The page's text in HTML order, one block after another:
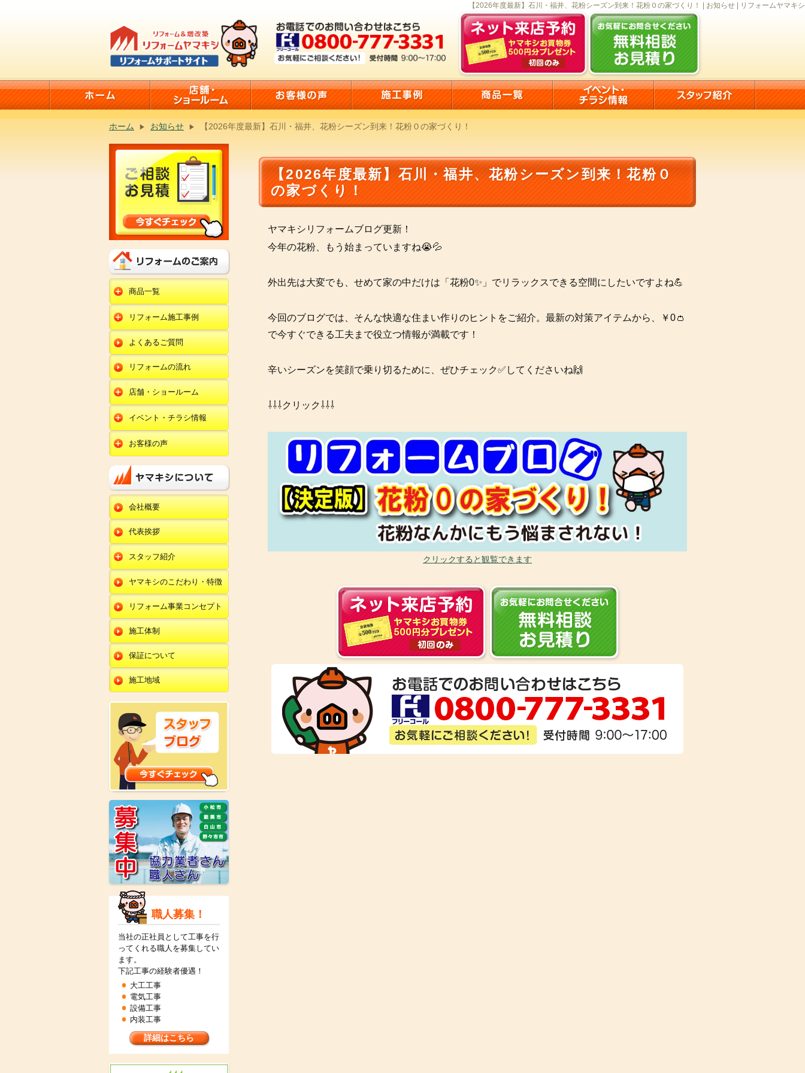
【2026年度最新】石川・福井、花粉シーズン到来！花粉０の家づくり！ | お知らせ | リフォームヤマキシ
ホーム お知らせ 【2026年度最新】石川・福井、花粉シーズン到来！花粉０の家づくり！
【2026年度最新】石川・福井、花粉シーズン到来！花粉０
の家づくり！
ヤマキシリフォームブログ更新！
今年の花粉、もう始まっていますね😭💦
外出先は大変でも、せめて家の中だけは「花粉0✨」でリラックスできる空間にしたいですよね💪
今回のブログでは、そんな快適な住まい作りのヒントをご紹介。最新の対策アイテムから、￥0👛
で今すぐできる工夫まで役立つ情報が満載です！
辛いシーズンを笑顔で乗り切るために、ぜひチェック✅してくださいね🙌
⇩⇩⇩クリック⇩⇩⇩
クリックすると観覧できます
商品一覧
水回りリフォーム
キッチンリフォーム
ユニットバスリフォー
ム
トイレリフォーム
洗面化粧台リフォー
ム
オール電化
オール電化セット
エコキュート
給湯器
エクステリア
外壁塗装
内装リフォーム
リフォーム施工事例
キッチン
ユニットバス
トイレ
洗面化粧台
エクステリア
外壁塗装・外装工事
改装・内装リフォー
ム
修理・小工事
全面リフォーム
よくあるご質問
リフォームの流れ
店舗・ショールーム
田鶴浜店
金沢野々市店
川北店
小松店
新加賀店
金津店
朝日店
羽咋店
金沢田上店
イベント・チラシ情報
田鶴浜店
金沢野々市店
小松店
新加賀店
金津店
朝日店
羽咋店
金沢田上店
お客様の声
キッチン
ユニットバス
トイレ
洗面化粧台
オール電化・給湯器
エクステリア
外壁塗装・外壁工事
改装・内装リフォー
ム
修理・小工事
全面リフォーム
会社概要
代表挨拶
スタッフ紹介
本部
田鶴浜店
金沢野々市店
川北店
小松店
新加賀店
金津店
朝日店
羽咋店
金沢田上店
ヤマキシのこだわり・特徴
リフォーム事業コンセプト
施工体制
保証について
施工地域
職人募集！
当社の正社員として工事を行
ってくれる職人を募集してい
ます。
下記工事の経験者優遇！
大工工事
電気工事
設備工事
内装工事
詳細はこちら